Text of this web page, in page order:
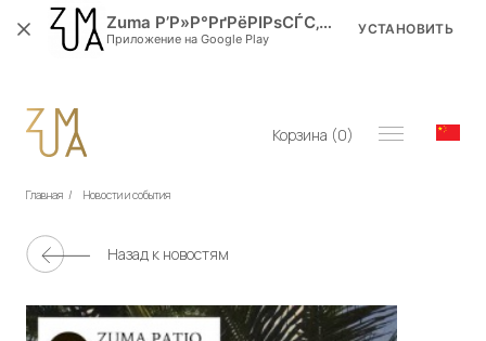
Корзина (0)
Главная / Новости и события
Назад к новостям
Zuma Р’Р»Р°РґРёРІРѕСЃС‚РѕРє
Приложение на Google Play
УСТАНОВИТЬ